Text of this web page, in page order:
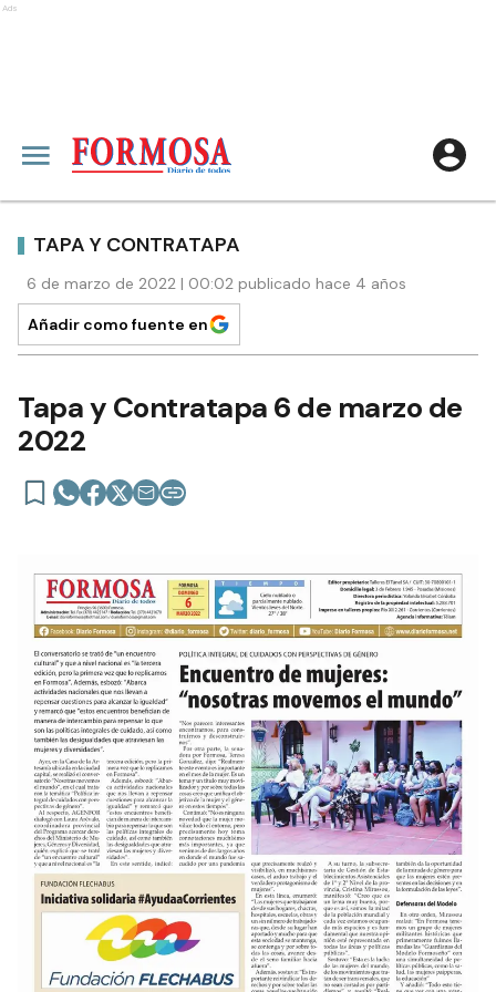
Ads
TAPA Y CONTRATAPA
6 de marzo de 2022 | 00:02 publicado hace 4 años
Añadir como fuente en
Tapa y Contratapa 6 de marzo de
2022